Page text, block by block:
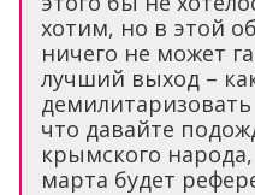
хотим, но в этой
ничего не может
лучший выход –
что давайте
крымского
марта будет